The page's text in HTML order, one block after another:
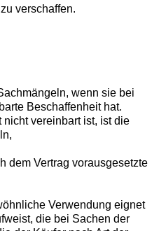
verschaffen.
wenn sie bei
Beschaffenheit hat.
vereinbart ist, ist die
dem Vertrag vorausgesetzte
Verwendung eignet
die bei Sachen der